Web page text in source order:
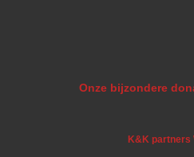
Onze bijzondere
K&K partners